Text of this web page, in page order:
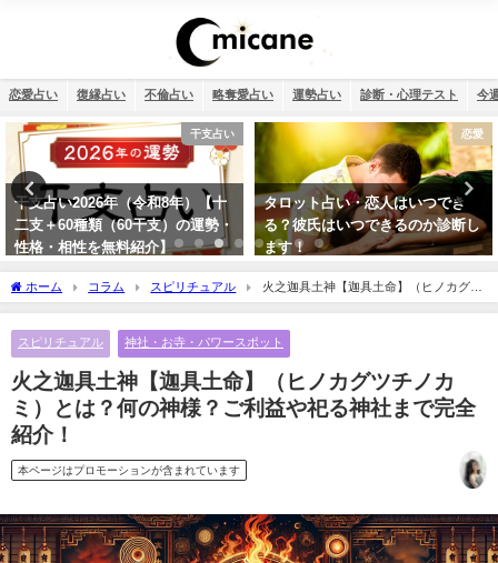
恋愛占い 復縁占い 不倫占い 略奪愛占い 運勢占い 診断・心理テスト 今
恋愛
タロット占い・恋人はいつでき
る？彼氏はいつできるのか診断し
ます！
復縁
タロット占い・元彼の今の私に対
する気持ちは？どう思ってる？
ホーム コラム スピリチュアル
火之迦具土神【迦具土命】（ヒノカグツ
チノカミ）とは？何の神様？ご利益や祀る神社まで完全紹介！
スピリチュアル 神社・お寺・パワースポット
火之迦具土神【迦具土命】（ヒノカグツチノカ
ミ）とは？何の神様？ご利益や祀る神社まで完全
紹介！
本ページはプロモーションが含まれています